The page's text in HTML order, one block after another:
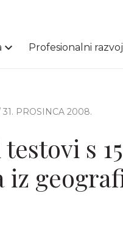
Profesionalni razvoj
31. PROSINCA 2008.
s
iz